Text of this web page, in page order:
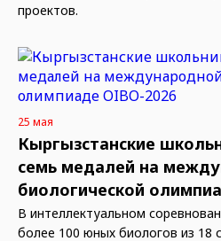
проектов.
25 мая
Кыргызстанские
семь медалей на
биологической
В интеллектуальном
более 100 юных биологов из 18